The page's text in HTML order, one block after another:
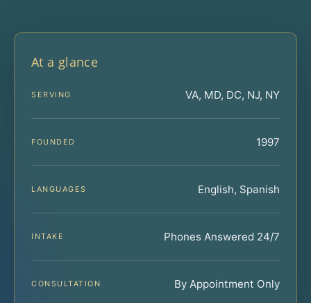
At a glance
SERVING VA, MD, DC, NJ, NY
FOUNDED 1997
LANGUAGES English, Spanish
INTAKE Phones Answered 24/7
CONSULTATION By Appointment Only